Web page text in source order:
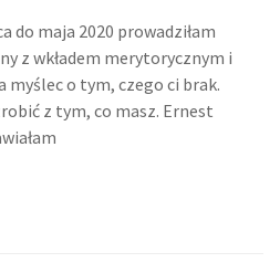
do maja 2020 prowadziłam
z wkładem merytorycznym i
myślec o tym, czego ci brak.
z tym, co masz. Ernest